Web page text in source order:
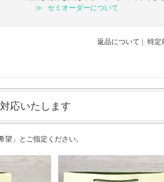
セミオーダーについて
返品について |特定
応いたします
」とご指定ください。